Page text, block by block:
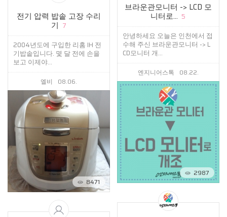
브라운관모니터 -> LCD 모
니터로... 5
안녕하세요 오늘은 인천에서 접
수해 주신 브라운관모니터 -> L
CD모니터 개...
엔지니어스톡 08.22.
2987
전기 압력 밥솥 고장 수리
기 7
2004년도에 구입한 리홈 IH 전
기밥솥입니다. 몇 달 전에 손을
보고 이제야...
엘비 08.06.
8471